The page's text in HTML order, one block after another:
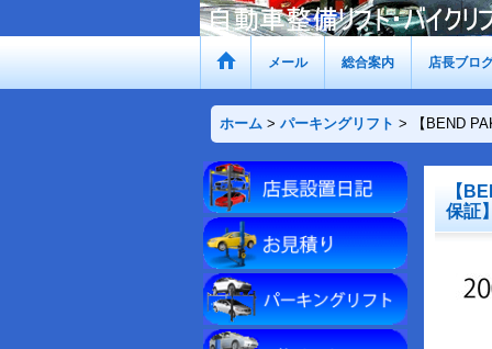
メール 総合案内 店長ブロ
ホーム > パーキングリフト > 【BEND
【
保証